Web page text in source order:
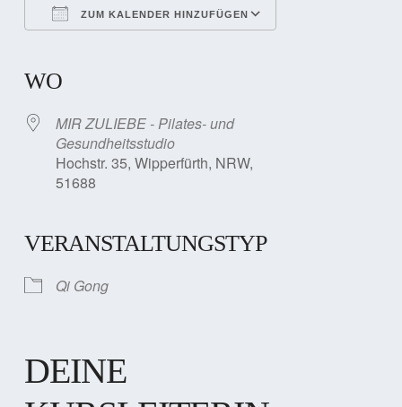
ZUM KALENDER HINZUFÜGEN
WO
MIR ZULIEBE - Pilates- und
Gesundheitsstudio
Hochstr. 35, Wipperfürth, NRW,
51688
VERANSTALTUNGSTYP
Qi Gong
DEINE